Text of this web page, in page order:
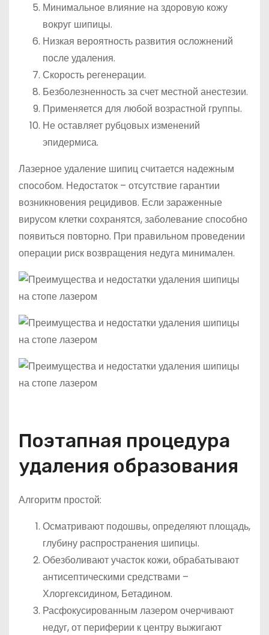
Минимальное влияние на здоровую кожу
вокруг шипицы.
Низкая вероятность развития осложнений
после удаления.
Скорость регенерации.
Безболезненность за счет местной анестезии.
Применяется для любой возрастной группы.
Не оставляет рубцовых изменений
эпидермиса.
Лазерное удаление шипиц считается надежным
способом. Недостаток – отсутствие гарантии
возникновения рецидивов. Если зараженные
вирусом клетки сохранятся, заболевание способно
появиться повторно. При правильном проведении
операции риск возвращения недуга минимален.
Поэтапная процедура
удаления образования
Алгоритм простой:
Осматривают подошвы, определяют площадь,
глубину распространения шипицы.
Обезболивают участок кожи, обрабатывают
антисептическими средствами –
Хлоргексидином, Бетадином.
Расфокусированным лазером очерчивают
недуг, от периферии к центру выжигают